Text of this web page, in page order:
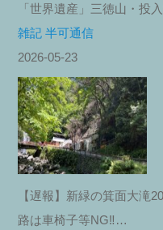
「世界遺産」三徳山・投
雑記 半可通信
2026-05-23
【遅報】新緑の箕面大滝
路は車椅子等NG‼︎…